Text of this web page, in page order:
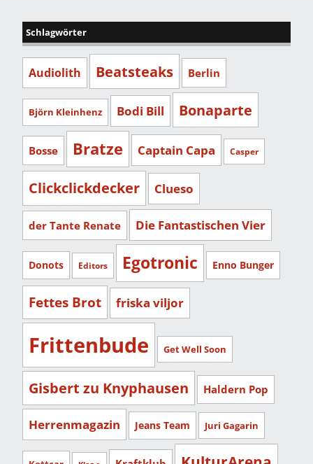
Schlagwörter
Audiolith Beatsteaks Berlin
Björn Kleinhenz Bodi Bill Bonaparte
Bosse Bratze Captain Capa Casper
Clickclickdecker Clueso
der Tante Renate Die Fantastischen Vier
Donots Editors Egotronic Enno Bunger
Fettes Brot friska viljor
Frittenbude Get Well Soon
Gisbert zu Knyphausen Haldern Pop
Herrenmagazin Jeans Team Juri Gagarin